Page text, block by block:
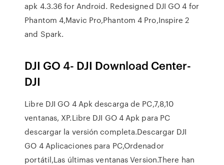
apk 4.3.36 for Android. Redesigned DJI GO 4 for
Phantom 4,Mavic Pro,Phantom 4 Pro,Inspire 2
and Spark.
DJI GO 4- DJI Download Center-
DJI
Libre DJI GO 4 Apk descarga de PC,7,8,10
ventanas, XP.Libre DJI GO 4 Apk para PC
descargar la versión completa.Descargar DJI
GO 4 Aplicaciones para PC,Ordenador
portátil,Las últimas ventanas Version.There han